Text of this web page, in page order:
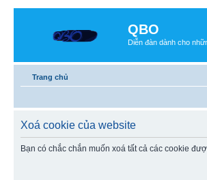
QBO
Diễn đàn dành cho
Trang chủ
Xoá cookie của website
Bạn có chắc chắn muốn xoá tất cả các cookie